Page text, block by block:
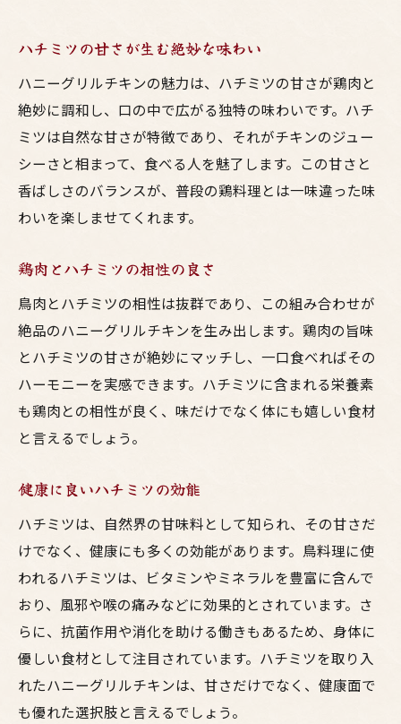
ハチミツの甘さが生む絶妙な味わい
ハニーグリルチキンの魅力は、ハチミツの甘さが鶏肉と
絶妙に調和し、口の中で広がる独特の味わいです。ハチ
ミツは自然な甘さが特徴であり、それがチキンのジュー
シーさと相まって、食べる人を魅了します。この甘さと
香ばしさのバランスが、普段の鶏料理とは一味違った味
わいを楽しませてくれます。
鶏肉とハチミツの相性の良さ
鳥肉とハチミツの相性は抜群であり、この組み合わせが
絶品のハニーグリルチキンを生み出します。鶏肉の旨味
とハチミツの甘さが絶妙にマッチし、一口食べればその
ハーモニーを実感できます。ハチミツに含まれる栄養素
も鶏肉との相性が良く、味だけでなく体にも嬉しい食材
と言えるでしょう。
健康に良いハチミツの効能
ハチミツは、自然界の甘味料として知られ、その甘さだ
けでなく、健康にも多くの効能があります。鳥料理に使
われるハチミツは、ビタミンやミネラルを豊富に含んで
おり、風邪や喉の痛みなどに効果的とされています。さ
らに、抗菌作用や消化を助ける働きもあるため、身体に
優しい食材として注目されています。ハチミツを取り入
れたハニーグリルチキンは、甘さだけでなく、健康面で
も優れた選択肢と言えるでしょう。